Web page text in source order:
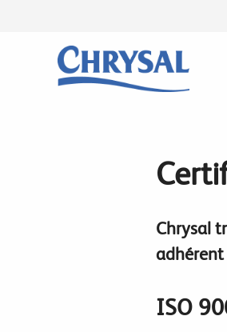
Chrysal
adhérent
ISO